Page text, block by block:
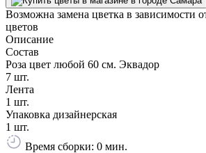
Возможна замена цветка в зависимости
цветов
Описание
Состав
Роза цвет любой 60 см. Эквадор
7 шт.
Лента
1 шт.
Упаковка дизайнерская
1 шт.
Время сборки: 0 мин.